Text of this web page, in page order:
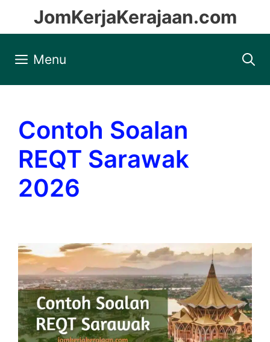
to
content
JomKerjaKerajaan.com
Menu
Contoh Soalan
REQT Sarawak
2026